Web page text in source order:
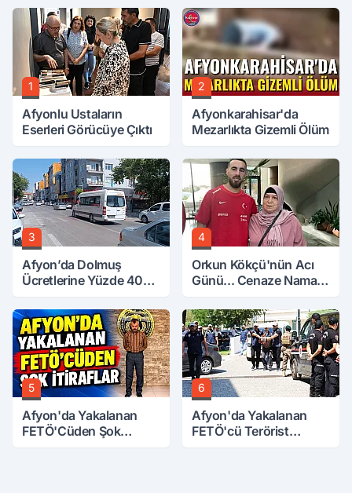
1
Afyonlu Ustaların
Eserleri Görücüye Çıktı
2
Afyonkarahisar'da
Mezarlıkta Gizemli Ölüm
3
Afyon’da Dolmuş
Ücretlerine Yüzde 40
4
Orkun Kökçü'nün Acı
Günü... Cenaze Namazı
5
Afyon'da Yakalanan
FETÖ'Cüden Şok
6
Afyon'da Yakalanan
FETÖ'cü Terörist